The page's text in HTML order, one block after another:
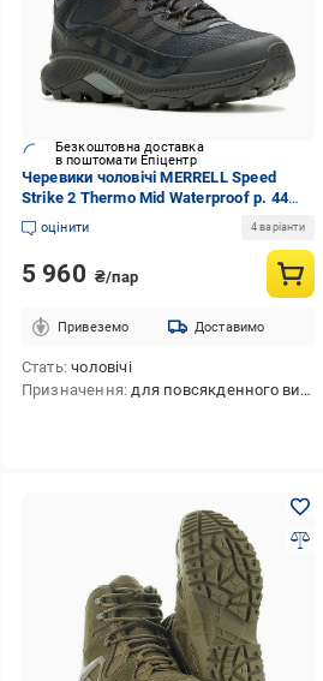
Безкоштовна доставка
в поштомати Епіцентр
Черевики чоловічі MERRELL Speed
Strike 2 Thermo Mid Waterproof р. 44
Чорний (J037767)
оцінити 4 варіанти
5 960 ₴/пар
Привеземо Доставимо
Стать чоловічі
Призначення для повсякденного використання,для хайкінгу,для полювання,для трекінгу,для тактичної стрільби,для туризму,для активного відпочинку